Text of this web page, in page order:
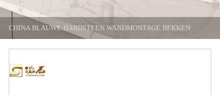
CHINA BLAUWE HARDSTEEN WANDMONTAGE BEKKEN